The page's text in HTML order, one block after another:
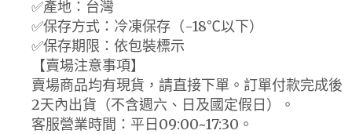
✅產地：台灣
✅保存方式：冷凍保存（-18℃以下）
✅保存期限：依包裝標示
【賣場注意事項】
賣場商品均有現貨，請直接下單。訂單付款完成後
2天內出貨（不含週六、日及國定假日）。
客服營業時間：平日09:00~17:30。